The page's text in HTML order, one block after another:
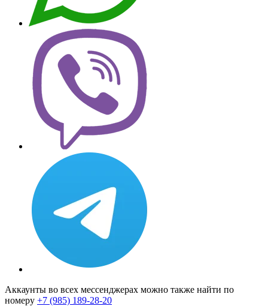
Аккаунты во всех мессенджерах можно также найти по
номеру +7 (985) 189-28-20